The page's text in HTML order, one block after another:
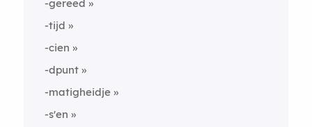
-gereed
-tijd
-cien
-dpunt
-matigheidje
-s'en